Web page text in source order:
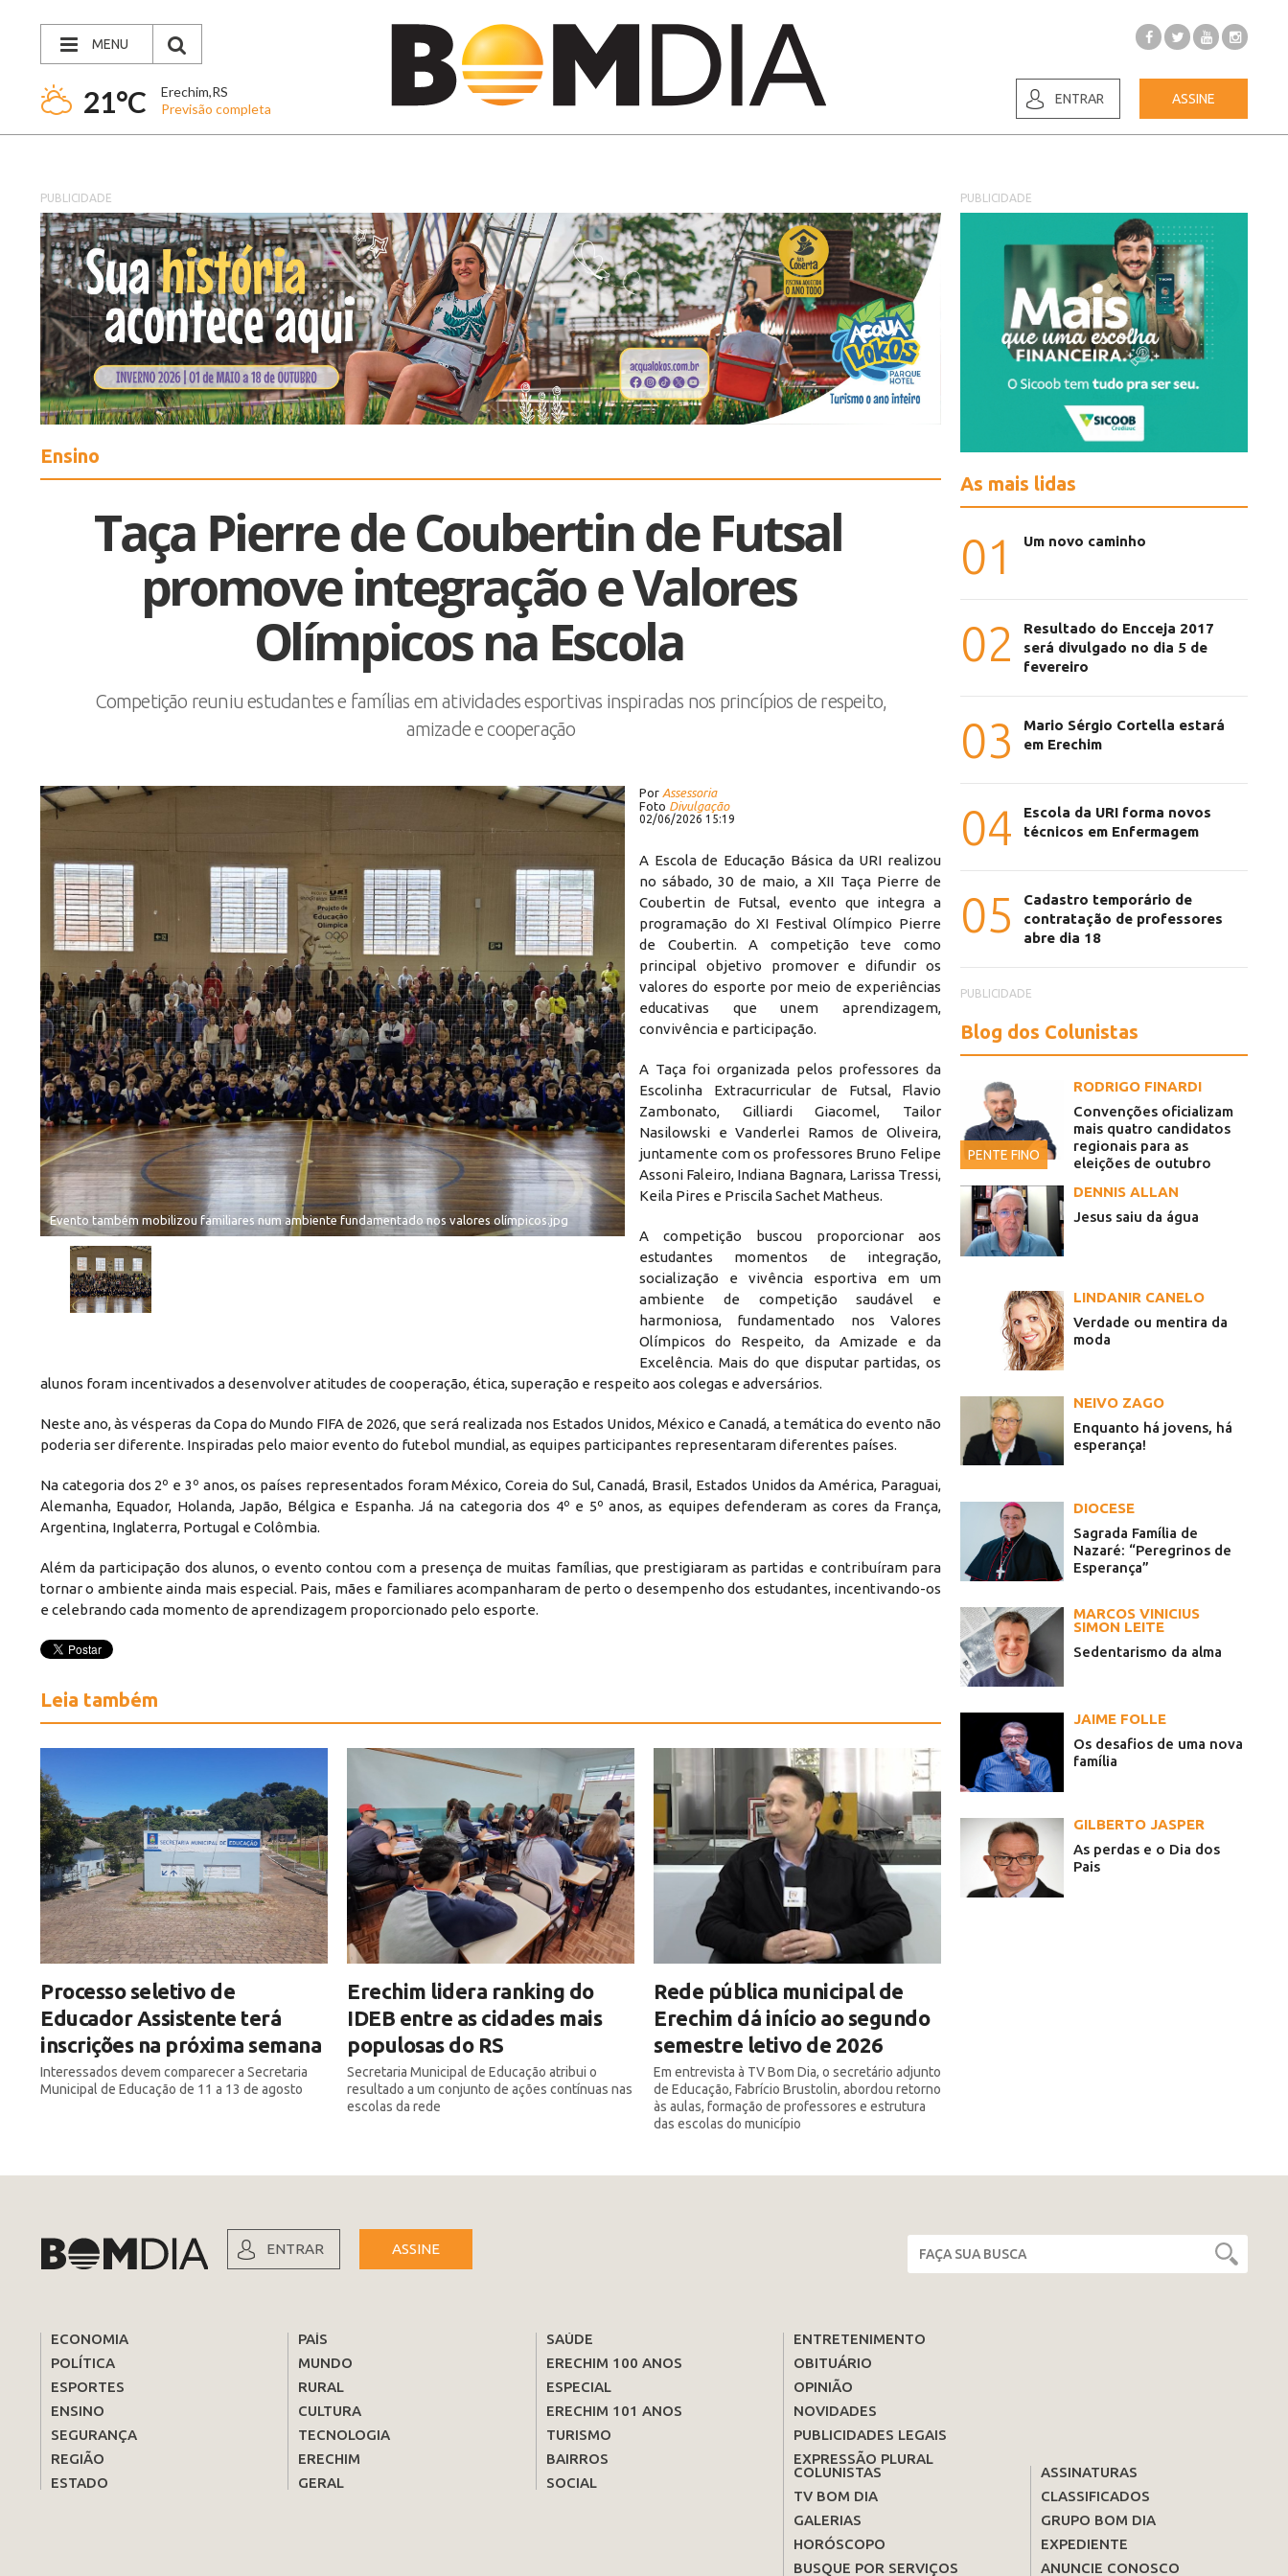
MENU
21°C
Erechim,RS
Previsão completa
ENTRAR ASSINE
PUBLICIDADE
Ensino
Taça Pierre de Coubertin de Futsal
promove integração e Valores
Olímpicos na Escola
Competição reuniu estudantes e famílias em atividades esportivas inspiradas nos princípios de respeito,
amizade e cooperação
Evento também mobilizou familiares num ambiente fundamentado nos valores olímpicos.jpg
Por Assessoria
Foto Divulgação
02/06/2026 15:19
A Escola de Educação Básica da URI realizou
no sábado, 30 de maio, a XII Taça Pierre de
Coubertin de Futsal, evento que integra a
programação do XI Festival Olímpico Pierre
de Coubertin. A competição teve como
principal objetivo promover e difundir os
valores do esporte por meio de experiências
educativas que unem aprendizagem,
convivência e participação.
A Taça foi organizada pelos professores da
Escolinha Extracurricular de Futsal, Flavio
Zambonato, Gilliardi Giacomel, Tailor
Nasilowski e Vanderlei Ramos de Oliveira,
juntamente com os professores Bruno Felipe
Assoni Faleiro, Indiana Bagnara, Larissa Tressi,
Keila Pires e Priscila Sachet Matheus.
A competição buscou proporcionar aos
estudantes momentos de integração,
socialização e vivência esportiva em um
ambiente de competição saudável e
harmoniosa, fundamentado nos Valores
Olímpicos do Respeito, da Amizade e da
Excelência. Mais do que disputar partidas, os
alunos foram incentivados a desenvolver atitudes de cooperação, ética, superação e respeito aos colegas e adversários.
Neste ano, às vésperas da Copa do Mundo FIFA de 2026, que será realizada nos Estados Unidos, México e Canadá, a temática do evento não
poderia ser diferente. Inspiradas pelo maior evento do futebol mundial, as equipes participantes representaram diferentes países.
Na categoria dos 2º e 3º anos, os países representados foram México, Coreia do Sul, Canadá, Brasil, Estados Unidos da América, Paraguai,
Alemanha, Equador, Holanda, Japão, Bélgica e Espanha. Já na categoria dos 4º e 5º anos, as equipes defenderam as cores da França,
Argentina, Inglaterra, Portugal e Colômbia.
Além da participação dos alunos, o evento contou com a presença de muitas famílias, que prestigiaram as partidas e contribuíram para
tornar o ambiente ainda mais especial. Pais, mães e familiares acompanharam de perto o desempenho dos estudantes, incentivando-os
e celebrando cada momento de aprendizagem proporcionado pelo esporte.
Leia também
Processo seletivo de
Educador Assistente terá
inscrições na próxima semana
Interessados devem comparecer a Secretaria
Municipal de Educação de 11 a 13 de agosto
Erechim lidera ranking do
IDEB entre as cidades mais
populosas do RS
Secretaria Municipal de Educação atribui o
resultado a um conjunto de ações contínuas nas
escolas da rede
Rede pública municipal de
Erechim dá início ao segundo
semestre letivo de 2026
Em entrevista à TV Bom Dia, o secretário adjunto
de Educação, Fabrício Brustolin, abordou retorno
às aulas, formação de professores e estrutura
das escolas do município
PUBLICIDADE
As mais lidas
01 Um novo caminho
02
Resultado do Encceja 2017
será divulgado no dia 5 de
fevereiro
03
Mario Sérgio Cortella estará
em Erechim
04
Escola da URI forma novos
técnicos em Enfermagem
05
Cadastro temporário de
contratação de professores
abre dia 18
PUBLICIDADE
Blog dos Colunistas
PENTE FINO
RODRIGO FINARDI
Convenções oficializam
mais quatro candidatos
regionais para as
eleições de outubro
DENNIS ALLAN
Jesus saiu da água
LINDANIR CANELO
Verdade ou mentira da
moda
NEIVO ZAGO
Enquanto há jovens, há
esperança!
DIOCESE
Sagrada Família de
Nazaré: “Peregrinos de
Esperança”
MARCOS VINICIUS
SIMON LEITE
Sedentarismo da alma
JAIME FOLLE
Os desafios de uma nova
família
GILBERTO JASPER
As perdas e o Dia dos
Pais
ENTRAR ASSINE
ECONOMIA
POLÍTICA
ESPORTES
ENSINO
SEGURANÇA
REGIÃO
ESTADO
PAÍS
MUNDO
RURAL
CULTURA
TECNOLOGIA
ERECHIM
GERAL
SAÚDE
ERECHIM 100 ANOS
ESPECIAL
ERECHIM 101 ANOS
TURISMO
BAIRROS
SOCIAL
ENTRETENIMENTO
OBITUÁRIO
OPINIÃO
NOVIDADES
PUBLICIDADES LEGAIS
EXPRESSÃO PLURAL
COLUNISTAS
TV BOM DIA
GALERIAS
HORÓSCOPO
BUSQUE POR SERVIÇOS
ASSINATURAS
CLASSIFICADOS
GRUPO BOM DIA
EXPEDIENTE
ANUNCIE CONOSCO